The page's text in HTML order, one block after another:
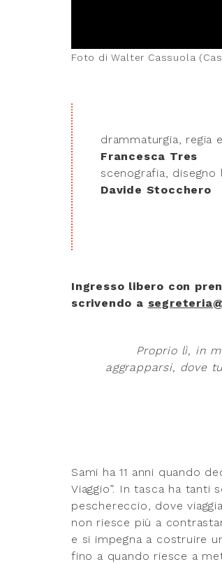
Foto di Walter Cassuola
drammaturgia, regia
Francesca Tres
scenografia,
Davide Stocchero
Ingresso libero con
scrivendo a
Proprio lì, in
aggrapparsi, dove
Sami ha 11 anni quando
Viaggio”. In tasca ha tanti
peschereccio, dove
non riesce più a
e si impegna a costruire
fino a quando riesce a